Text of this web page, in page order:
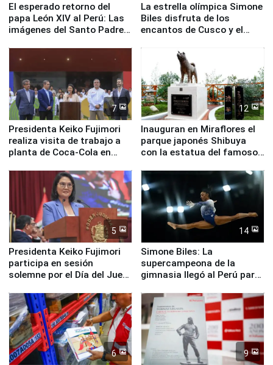
El esperado retorno del
papa León XIV al Perú: Las
imágenes del Santo Padre
La estrella olímpica Simone
Biles disfruta de los
encantos de Cusco y el
7
Presidenta Keiko Fujimori
realiza visita de trabajo a
planta de Coca-Cola en
12
Inauguran en Miraflores el
parque japonés Shibuya
con la estatua del famoso
5
Presidenta Keiko Fujimori
participa en sesión
solemne por el Día del Juez
14
Simone Biles: La
supercampeona de la
gimnasia llegó al Perú para
Panamericanos Lima 2027
6 9